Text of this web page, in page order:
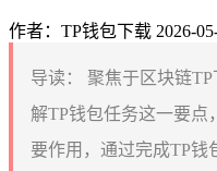
作者：TP钱包下载 2026-
导读：
聚焦于区块链
解TP钱包任务这一要点
要作用，通过完成TP钱